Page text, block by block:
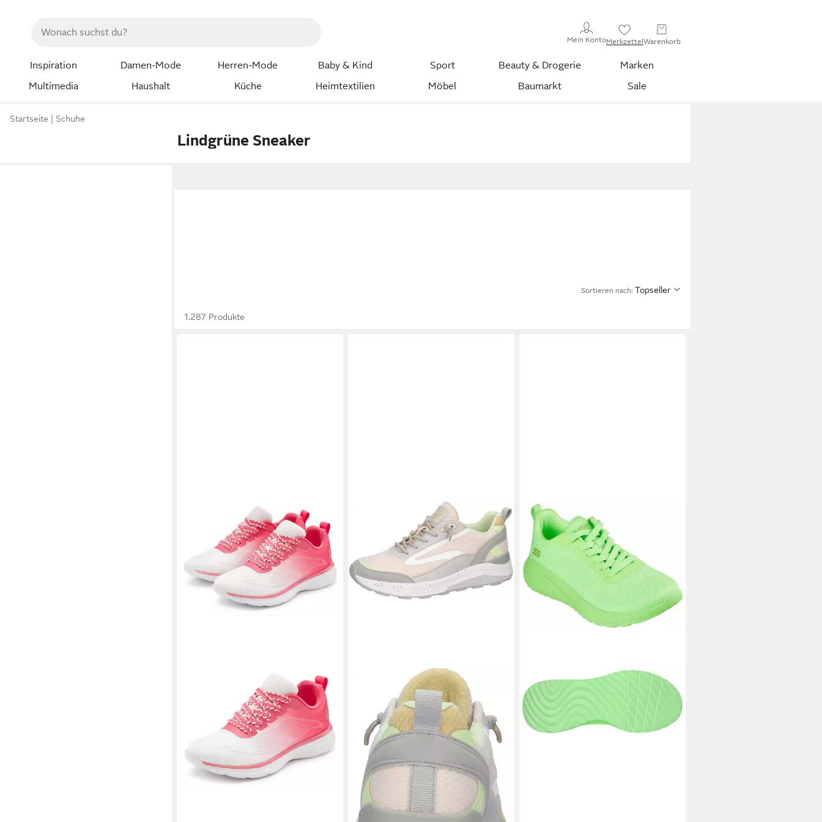
Mein KontoMerkzettelWarenkorb
Inspiration Damen-Mode Herren-Mode Baby & Kind Sport Beauty & Drogerie
Marken
Multimedia
Haushalt Küche Heimtextilien Möbel Baumarkt Sale
Startseite Schuhe
Lindgrüne Sneaker
Sortieren nach: Topseller
1.287 Produkte